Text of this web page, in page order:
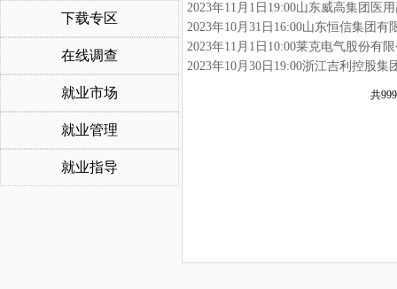
下载专区
在线调查
就业市场
就业管理
就业指导
2023年11月1日19:00山东威高集团医
2023年10月31日16:00山东恒信集团
2023年11月1日10:00莱克电气股份有
2023年10月30日19:00浙江吉利控股
共